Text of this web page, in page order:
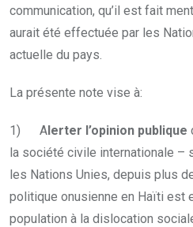
communication, qu’il est fait
aurait été effectuée par les
actuelle du pays.
La présente note vise à:
1) Alerter l’opinion publique
la société civile internationale –
les Nations Unies, depuis plus
politique onusienne en Haïti est
population à la dislocation